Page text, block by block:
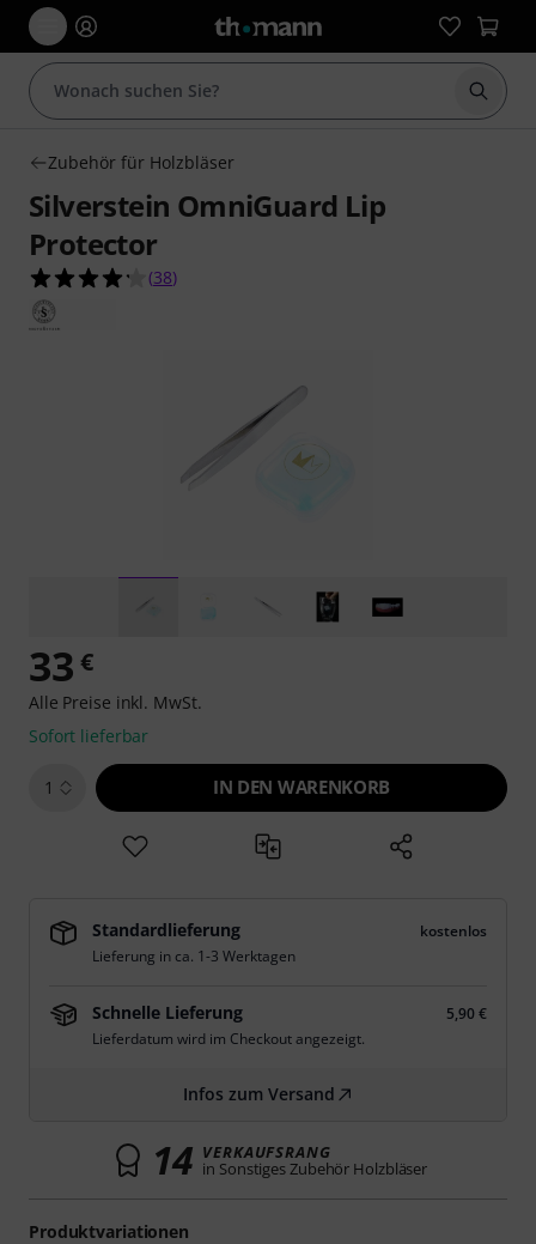
Suche
Zubehör für Holzbläser
Silverstein OmniGuard Lip
Protector
4.2 von 5 Sternen aus 38 Kundenbewertungen
(38)
Produktvariationen
33 €
Alle Preise inkl. MwSt.
Sofort lieferbar
1 IN DEN WARENKORB
Standardlieferung
kostenlos
Lieferung in ca. 1-3 Werktagen
Schnelle Lieferung
5,90 €
Lieferdatum wird im Checkout angezeigt.
Infos zum Versand
14 VERKAUFSRANG
in Sonstiges Zubehör Holzbläser